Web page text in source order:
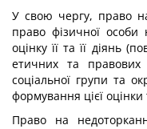
У свою чергу, право
право фізичної особи
оцінку її та її діянь
етичних та правових
соціальної групи та
формування цієї
Право на